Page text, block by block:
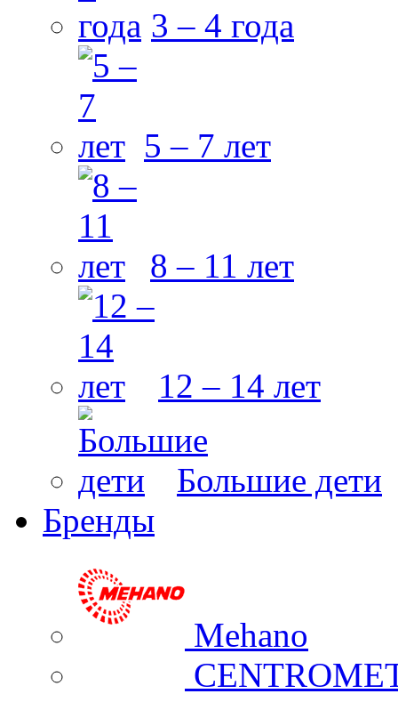
3 – 4 года
5 – 7 лет
8 – 11 лет
12 – 14 лет
Большие дети
Бренды
Mehano